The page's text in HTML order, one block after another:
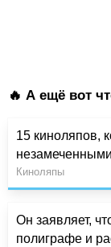
🔥 А ещё вот
15 киноляпов,
незамеченными
Киноляпы
Он заявляет,
полиграфе и